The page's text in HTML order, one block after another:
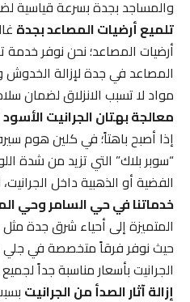
والمساجد بجدة بسرعة قياسية
تلميع أرضيات المصاعد بجدة
أرضيات المصاعد؛ نحن نوفر خدمة
المصاعد في جدة لإزالة الخدوش
مواد لا تسبب الانزلاق لضمان
معالجة بهتان الجرانيت الأسود
إذا أصبح باهتاً؛ في كلين هوم
“سوبر بلاك” التي تزيد من شدة اللون
الفضية أو الذهبية داخل
خدماتنا في حي السامر وحي
المتميزة إلى أحياء شرق جدة مثل حي
حيث نوفر فرقاً متخصصة في جلي
الجرانيت بأسعار مناسبة جداً
إزالة آثار الصدأ من الجرانيتبسبب